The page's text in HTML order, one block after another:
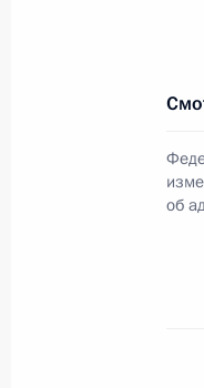
9
6
об